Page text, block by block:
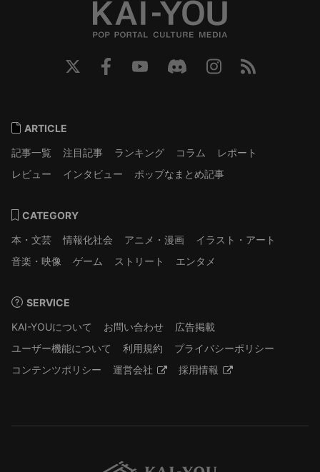
ARTICLE
記事一覧
注目記事 ランキング コラム
レポート
レビュー
インタビュー ポップなまとめ記事
CATEGORY
本・文芸
情報化社会 アニメ・漫画
イラスト・アート
音楽・映像
ゲーム ストリート エンタメ
SERVICE
KAI-YOUについて
お問い合わせ
広告掲載
ユーザー機能について
利用規約
プライバシーポリシー
コンテンツポリシー
運営会社 採用情報